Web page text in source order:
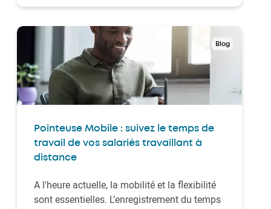
organisation. S'ils ne le font pas, c'est à eux
de prouver les h…
Blog
Pointeuse Mobile : suivez le temps de
travail de vos salariés travaillant à
distance
A l'heure actuelle, la mobilité et la flexibilité
sont essentielles. L’enregistrement du temps